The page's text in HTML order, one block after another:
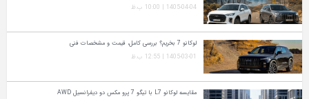
1405-04-04 | 10:00 ب.ظ
لوکانو 7 بخریم؟ بررسی کامل، قیمت و مشخصات فنی
1405-03-01 | 12:55 ب.ظ
مقایسه لوکانو L7 با تیگو 7 پرو مکس دو دیفرانسیل AWD